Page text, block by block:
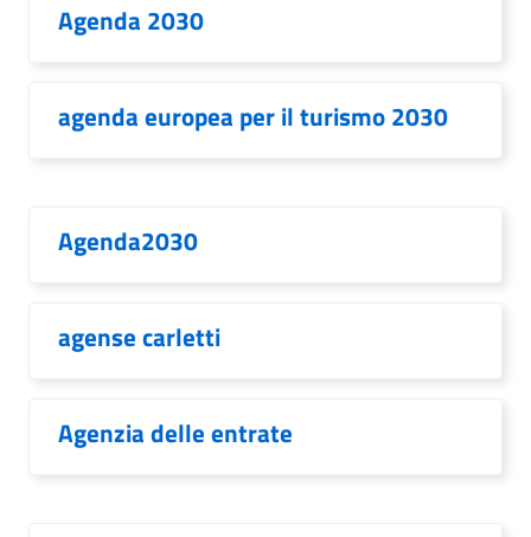
Agenda 2030
agenda europea per il turismo 2030
Agenda2030
agense carletti
Agenzia delle entrate